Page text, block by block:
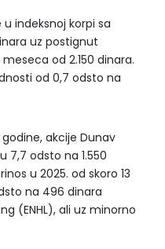
indeksnoj korpi sa
uz postignut
od 2.150 dinara.
od 0,7 odsto na
akcije Dunav
7,7 odsto na 1.550
u 2025. od skoro 13
na 496 dinara
(ENHL), ali uz minorno